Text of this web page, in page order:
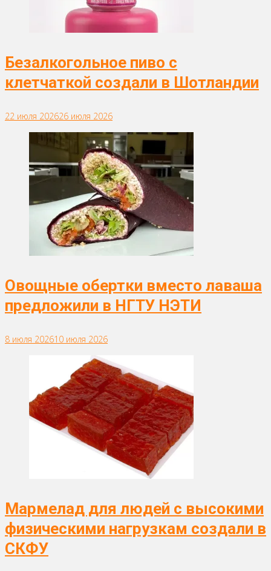
Безалкогольное пиво с
клетчаткой создали в Шотландии
22 июля 202626 июля 2026
Овощные обертки вместо лаваша
предложили в НГТУ НЭТИ
8 июля 202610 июля 2026
Мармелад для людей с высокими
физическими нагрузкам создали в
СКФУ